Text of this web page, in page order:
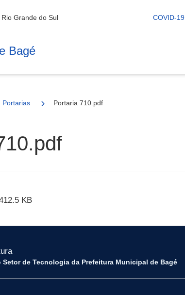
Grande do Sul COVID-19
Bagé
Portarias Portaria 710.pdf
KB
de Tecnologia da Prefeitura Municipal de Bagé